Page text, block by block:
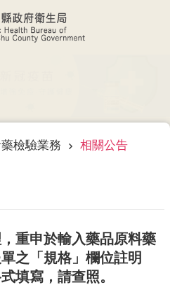
檢驗業務 相關公告
重申於輸入藥品原料藥
之「規格」欄位註明
填寫，請查照。